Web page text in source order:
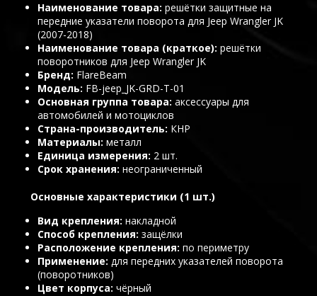
Наименование товара решётки защитные на
передние указатели поворота для Jeep Wrangler JK
(2007-2018)
Наименование товара (краткое) решётки
поворотников для Jeep Wrangler JK
Бренд FlareBeam
Модель FB-jeep_JK-GRD-T-01
Основная группа товара аксессуары для
автомобилей и мотоциклов
Страна-производитель КНР
Материалы металл
Единица измерения 2 шт.
Срок хранения неограниченный
Основные характеристики (1 шт.)
Вид крепления накладной
Способ крепления защёлки
Расположение крепления по периметру
Применение для передних указателей поворота
(поворотников)
Цвет корпуса чёрный